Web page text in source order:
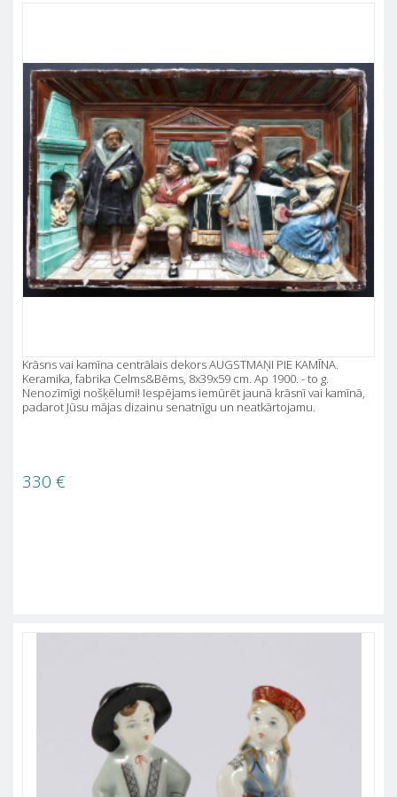
Krāsns vai kamīna centrālais dekors AUGSTMAŅI PIE KAMĪNA.
Keramika, fabrika Celms&Bēms, 8x39x59 cm. Ap 1900. - to g.
Nenozīmīgi nošķēlumi! Iespējams iemūrēt jaunā krāsnī vai kamīnā,
padarot Jūsu mājas dizainu senatnīgu un neatkārtojamu.
330 €